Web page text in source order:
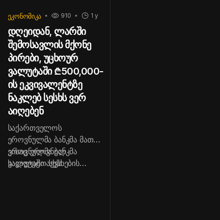
ᲔᲙᲝᲜᲝᲛᲘᲙᲐ 1 y
910
დღეიდან, ლარში
შემოსავლის მქონე
პირები, უცხოურ
ვალუტაში ₾500,000-
ის ეკვივალენტზე
ნაკლებ სესხს ვერ
აიღებენ
საქართველოს
ეროვნულმა ბანკმა მათ
ვისაც ეროვნულ
ვალუტაში აქვს
ეროვნულმა ბანკმა
სავალუტო სესხების